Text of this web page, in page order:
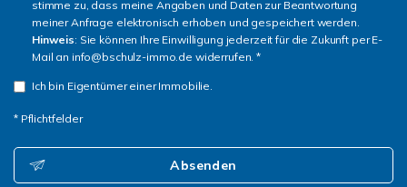
stimme zu, dass meine Angaben und Daten zur Beantwortung
meiner Anfrage elektronisch erhoben und gespeichert werden.
Hinweis: Sie können Ihre Einwilligung jederzeit für die Zukunft per E-
Mail an info@bschulz-immo.de widerrufen. *
Ich bin Eigentümer einer Immobilie.
* Pflichtfelder
Absenden